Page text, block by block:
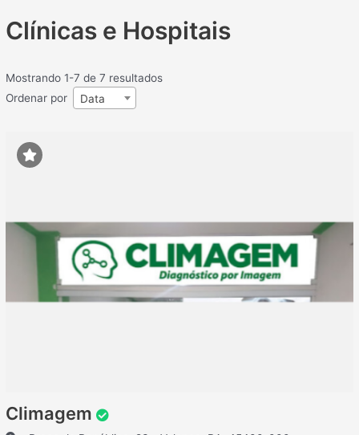
Clínicas e Hospitais
Mostrando 1-7 de 7 resultados
Ordenar por
Data
Climagem